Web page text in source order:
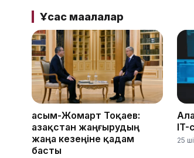
Ұқсас мақалалар
Қасым-Жомарт Тоқаев:
Қазақстан жаңғырудың
жаңа кезеңіне қадам
басты
IT-
25